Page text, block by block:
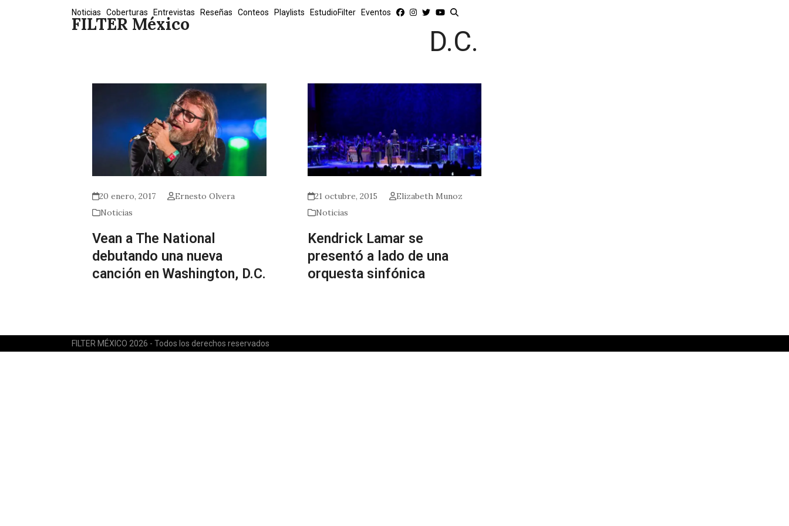
FILTER México
Noticias Coberturas Entrevistas Reseñas Conteos Playlists EstudioFilter Eventos
D.C.
20 enero, 2017
Ernesto Olvera
Noticias
Vean a The National
debutando una nueva
canción en Washington, D.C.
21 octubre, 2015
Elizabeth Munoz
Noticias
Kendrick Lamar se
presentó a lado de una
orquesta sinfónica
FILTER MÉXICO 2026 - Todos los derechos reservados